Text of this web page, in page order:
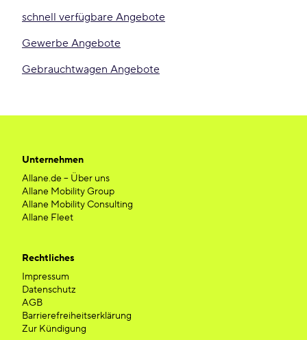
schnell verfügbare Angebote
Gewerbe Angebote
Gebrauchtwagen Angebote
Unternehmen
Allane.de – Über uns
Allane Mobility Group
Allane Mobility Consulting
Allane Fleet
Rechtliches
Impressum
Datenschutz
AGB
Barrierefreiheitserklärung
Zur Kündigung